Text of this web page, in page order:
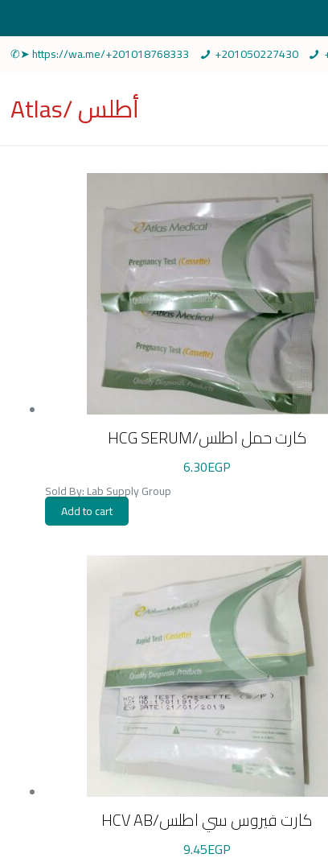
✆➤ https://wa.me/+201018768333 +201050227430
Atlas/ أطلس
HCG SERUM/كارت حمل اطلس
6.30EGP
Sold By: Lab Supply Group
Add to cart
HCV AB/كارت فيروس سي اطلس
9.45EGP